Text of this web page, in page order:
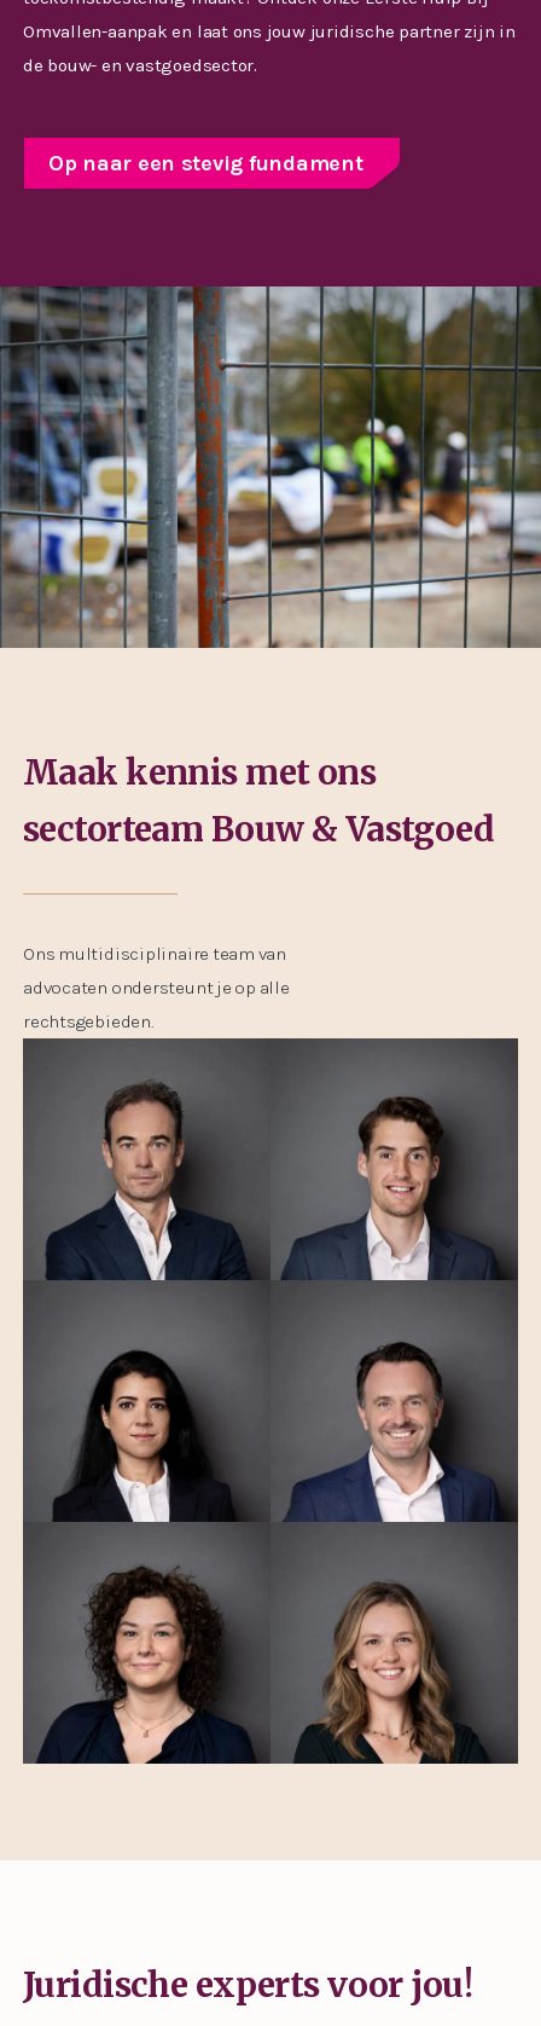
Omvallen-aanpak en laat ons jouw juridische partner zijn in
de bouw- en vastgoedsector.
Op naar een stevig fundament
Maak kennis met ons
sectorteam Bouw & Vastgoed
Ons multidisciplinaire team van
advocaten ondersteunt je op alle
rechtsgebieden.
Juridische experts voor jou!